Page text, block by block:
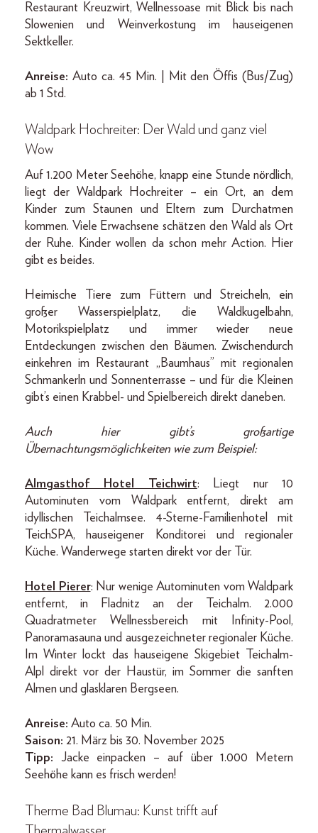
Restaurant Kreuzwirt, Wellnessoase mit Blick bis nach
Slowenien und Weinverkostung im hauseigenen
Sektkeller.
Anreise: Auto ca. 45 Min. | Mit den Öffis (Bus/Zug)
ab 1 Std.
Waldpark Hochreiter: Der Wald und ganz viel
Wow
Auf 1.200 Meter Seehöhe, knapp eine Stunde nördlich,
liegt der Waldpark Hochreiter – ein Ort, an dem
Kinder zum Staunen und Eltern zum Durchatmen
kommen. Viele Erwachsene schätzen den Wald als Ort
der Ruhe. Kinder wollen da schon mehr Action. Hier
gibt es beides.
Heimische Tiere zum Füttern und Streicheln, ein
großer Wasserspielplatz, die Waldkugelbahn,
Motorikspielplatz und immer wieder neue
Entdeckungen zwischen den Bäumen. Zwischendurch
einkehren im Restaurant „Baumhaus” mit regionalen
Schmankerln und Sonnenterrasse – und für die Kleinen
gibt’s einen Krabbel- und Spielbereich direkt daneben.
Auch hier gibt’s großartige
Übernachtungsmöglichkeiten wie zum Beispiel:
Almgasthof Hotel Teichwirt: Liegt nur 10
Autominuten vom Waldpark entfernt, direkt am
idyllischen Teichalmsee. 4-Sterne-Familienhotel mit
TeichSPA, hauseigener Konditorei und regionaler
Küche. Wanderwege starten direkt vor der Tür.
Hotel Pierer: Nur wenige Autominuten vom Waldpark
entfernt, in Fladnitz an der Teichalm. 2.000
Quadratmeter Wellnessbereich mit Infinity-Pool,
Panoramasauna und ausgezeichneter regionaler Küche.
Im Winter lockt das hauseigene Skigebiet Teichalm-
Alpl direkt vor der Haustür, im Sommer die sanften
Almen und glasklaren Bergseen.
Anreise: Auto ca. 50 Min.
Saison: 21. März bis 30. November 2025
Tipp: Jacke einpacken – auf über 1.000 Metern
Seehöhe kann es frisch werden!
Therme Bad Blumau: Kunst trifft auf